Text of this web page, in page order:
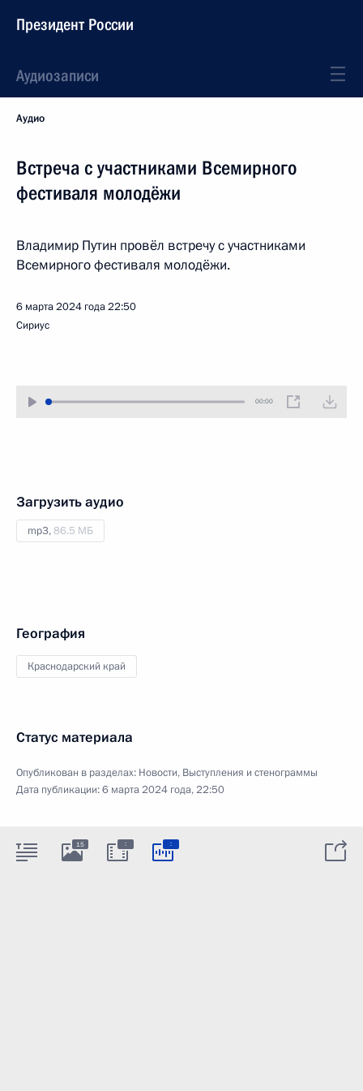
Президент России
Аудиозаписи
Аудио
Встреча с участниками Всемирного
фестиваля молодёжи
Владимир Путин провёл встречу с участниками
Всемирного фестиваля молодёжи.
6 марта 2024 года22:50
Сириус
00:00
Загрузить аудио
mp3,86.5 МБ
География
Краснодарский край
Статус материала
Опубликован в разделах: Новости, Выступления и стенограммы
Дата публикации:6 марта 2024 года, 22:50
15 : :